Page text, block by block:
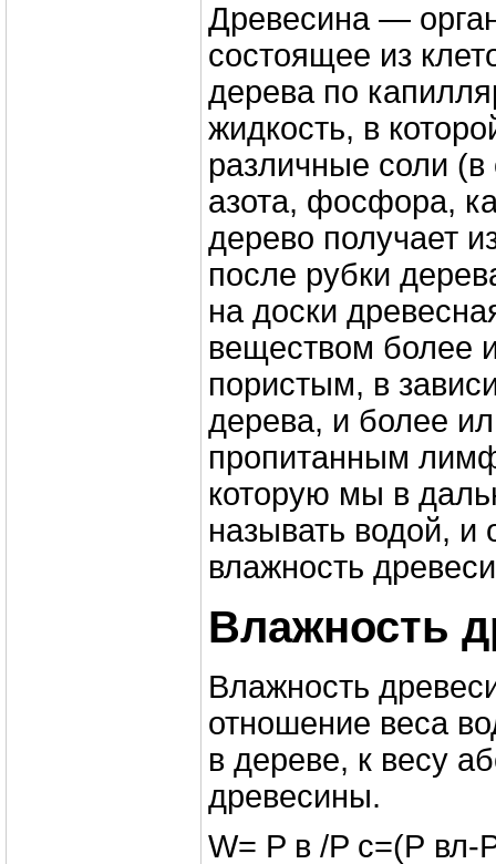
Древесина —
состоящее из
дерева по
жидкость, в
различные соли
азота, фосфора,
дерево получает
после рубки
на доски
веществом более
пористым, в
дерева, и более
пропитанным
которую мы в
называть водой, и
влажность
Влажность
Влажность
отношение веса
в дереве, к весу
древесины.
W= P в /P c=(Р